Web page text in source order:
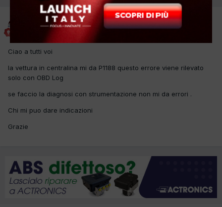
G.B.Autoriparazioni
Inviato
Ciao a tutti voi
la vettura in centralina mi da P1188 questo errore viene rilevato
solo con OBD Log
se faccio la diagnosi con strumentazione non mi da errori .
Chi mi puo dare indicazioni
Grazie